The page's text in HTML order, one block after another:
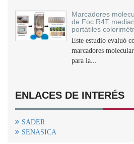
Marcadores
de Foc R4T
portátiles
Este estudio evaluó
marcadores
para la...
ENLACES DE INTERÉS
SADER
SENASICA